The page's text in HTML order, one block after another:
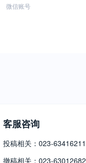
微信账号
客服咨询
投稿相关：023-63416211
撤稿相关：023-63012682